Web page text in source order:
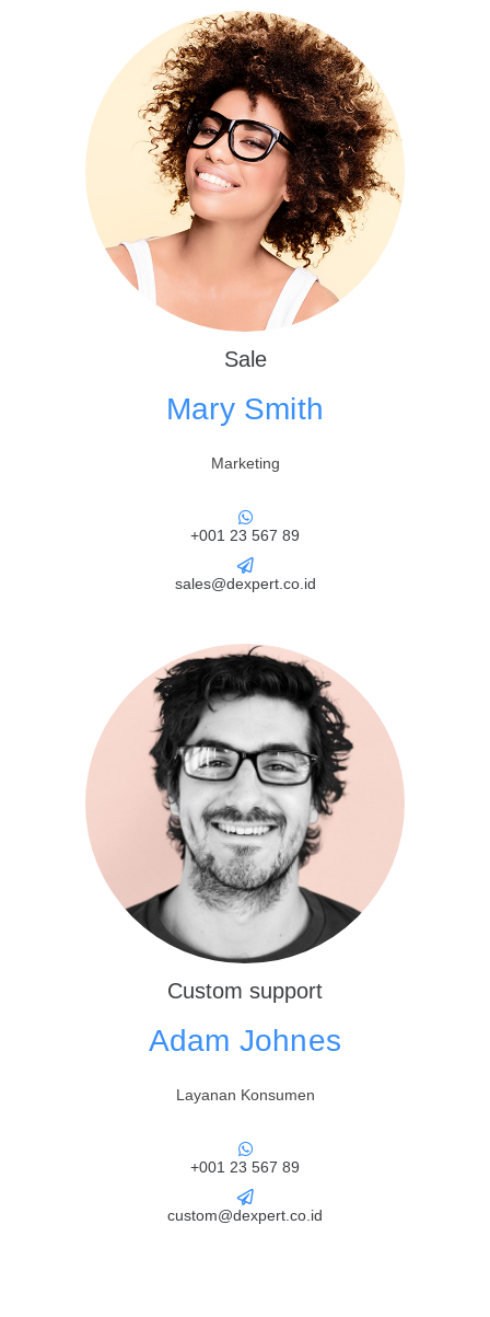
Sale
Mary Smith
Marketing
+001 23 567 89
sales@dexpert.co.id
Custom support
Adam Johnes
Layanan Konsumen
+001 23 567 89
custom@dexpert.co.id